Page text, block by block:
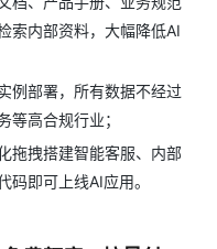
索内部资料，大幅降低AI
例部署，所有数据不经过
等高合规行业；
拖拽搭建智能客服、内部
码即可上线AI应用。